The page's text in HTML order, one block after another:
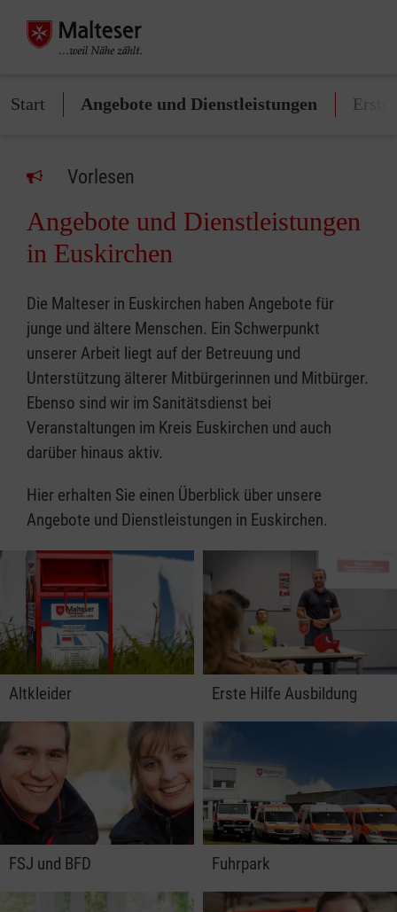
Start Angebote und Dienstleistungen
Vorlesen
Angebote und Dienstleistungen
in Euskirchen
Die Malteser in Euskirchen haben Angebote für
junge und ältere Menschen. Ein Schwerpunkt
unserer Arbeit liegt auf der Betreuung und
Unterstützung älterer Mitbürgerinnen und Mitbürger.
Ebenso sind wir im Sanitätsdienst bei
Veranstaltungen im Kreis Euskirchen und auch
darüber hinaus aktiv.
Hier erhalten Sie einen Überblick über unsere
Angebote und Dienstleistungen in Euskirchen.
Altkleider Erste Hilfe Ausbildung
FSJ und BFD Fuhrpark